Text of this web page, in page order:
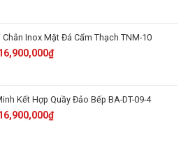
10,900,000₫.
Inox Mặt Đá Cẩm Thạch TNM-10
23,350,000₫.
₫Current
16,900,000₫.
Kết Hợp Quầy Đảo Bếp BA-DT-09-4
₫Current